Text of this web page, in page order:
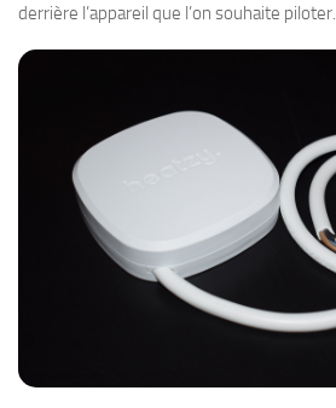
derrière l’appareil que l’on souhaite piloter.